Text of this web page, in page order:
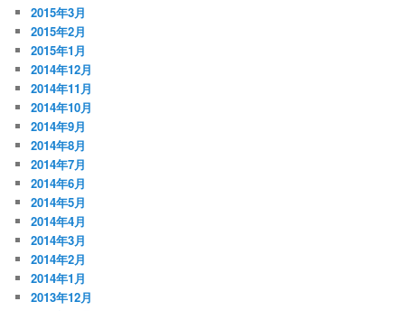
2015年3月
2015年2月
2015年1月
2014年12月
2014年11月
2014年10月
2014年9月
2014年8月
2014年7月
2014年6月
2014年5月
2014年4月
2014年3月
2014年2月
2014年1月
2013年12月